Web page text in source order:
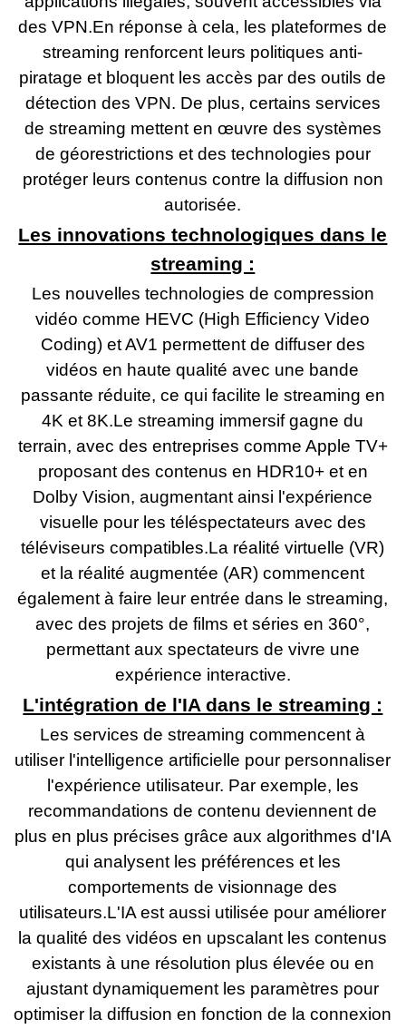
des VPN.En réponse à cela, les plateformes de
streaming renforcent leurs politiques anti-
piratage et bloquent les accès par des outils de
détection des VPN. De plus, certains services
de streaming mettent en œuvre des systèmes
de géorestrictions et des technologies pour
protéger leurs contenus contre la diffusion non
autorisée.
Les innovations technologiques dans le
streaming :
Les nouvelles technologies de compression
vidéo comme HEVC (High Efficiency Video
Coding) et AV1 permettent de diffuser des
vidéos en haute qualité avec une bande
passante réduite, ce qui facilite le streaming en
4K et 8K.Le streaming immersif gagne du
terrain, avec des entreprises comme Apple TV+
proposant des contenus en HDR10+ et en
Dolby Vision, augmentant ainsi l'expérience
visuelle pour les téléspectateurs avec des
téléviseurs compatibles.La réalité virtuelle (VR)
et la réalité augmentée (AR) commencent
également à faire leur entrée dans le streaming,
avec des projets de films et séries en 360°,
permettant aux spectateurs de vivre une
expérience interactive.
L'intégration de l'IA dans le streaming :
Les services de streaming commencent à
utiliser l'intelligence artificielle pour personnaliser
l'expérience utilisateur. Par exemple, les
recommandations de contenu deviennent de
plus en plus précises grâce aux algorithmes d'IA
qui analysent les préférences et les
comportements de visionnage des
utilisateurs.L'IA est aussi utilisée pour améliorer
la qualité des vidéos en upscalant les contenus
existants à une résolution plus élevée ou en
ajustant dynamiquement les paramètres pour
optimiser la diffusion en fonction de la connexion